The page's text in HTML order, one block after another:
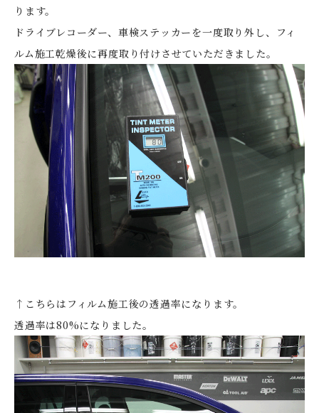
ります。
ドライブレコーダー、車検ステッカーを一度取り外し、フィ
ルム施工乾燥後に再度取り付けさせていただきました。
↑こちらはフィルム施工後の透過率になります。
透過率は80%になりました。